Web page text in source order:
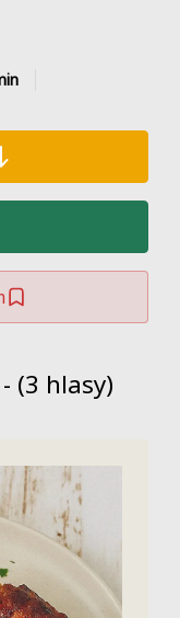
(3 hlasy)